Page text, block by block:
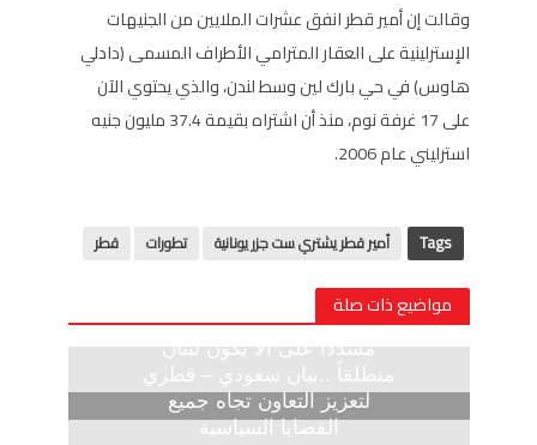
وقالت إن أمير قطر انفق عشرات الملايين من الجنيهات
الإسترلينية على العقار المترامي الأطراف المسمى (دادلي
هاوس) في حي بارك لين وسط لندن، والذي يحتوي الآن
على 17 غرفة نوم، منذ أن اشتراه بقيمة 37.4 مليون جنيه
استرليني عام 2006.
Tags أمير قطر يشتري ست جزر يونانية تطورات قطر
مواضيع ذات صلة
مشددا على ألا يكون لبنان
منطلقاً ..بيان سعودي – قطري
لتعزيز التعاون تجاه جميع
القضايا السياسية